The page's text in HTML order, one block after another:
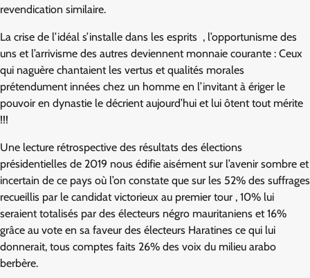
revendication similaire.
La crise de l’idéal s’installe dans les esprits , l’opportunisme des
uns et l’arrivisme des autres deviennent monnaie courante : Ceux
qui naguère chantaient les vertus et qualités morales
prétendument innées chez un homme en l’invitant à ériger le
pouvoir en dynastie le décrient aujourd’hui et lui ôtent tout mérite
!!!
Une lecture rétrospective des résultats des élections
présidentielles de 2019 nous édifie aisément sur l’avenir sombre et
incertain de ce pays où l’on constate que sur les 52% des suffrages
recueillis par le candidat victorieux au premier tour , 10% lui
seraient totalisés par des électeurs négro mauritaniens et 16%
grâce au vote en sa faveur des électeurs Haratines ce qui lui
donnerait, tous comptes faits 26% des voix du milieu arabo
berbère.